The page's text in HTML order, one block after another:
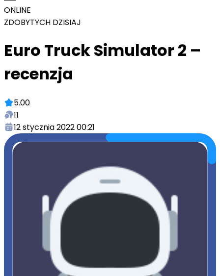
ONLINE
ZDOBYTYCH DZISIAJ
Euro Truck Simulator 2 –
recenzja
5.00
11
12 stycznia 2022 00:21